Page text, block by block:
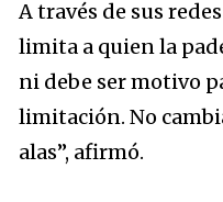
A través de sus
limita a quien la
ni debe ser motivo
limitación. No
alas”, afirmó.